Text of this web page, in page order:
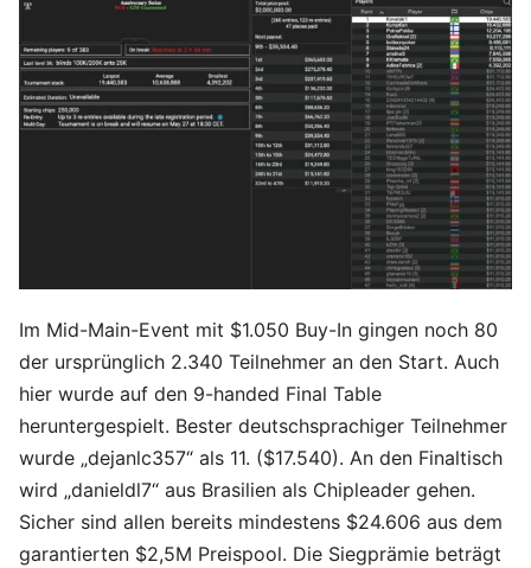
Im Mid-Main-Event mit $1.050 Buy-In gingen noch 80
der ursprünglich 2.340 Teilnehmer an den Start. Auch
hier wurde auf den 9-handed Final Table
heruntergespielt. Bester deutschsprachiger Teilnehmer
wurde „dejanlc357“ als 11. ($17.540). An den Finaltisch
wird „danieldl7“ aus Brasilien als Chipleader gehen.
Sicher sind allen bereits mindestens $24.606 aus dem
garantierten $2,5M Preispool. Die Siegprämie beträgt